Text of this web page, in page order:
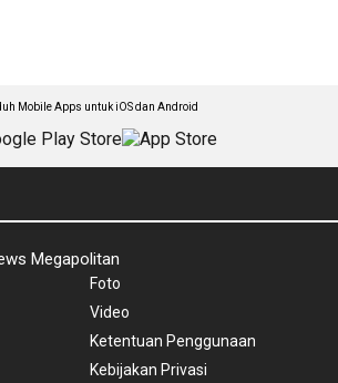
Mobile Apps untuk iOS dan Android
Megapolitan
Foto
Video
Ketentuan Penggunaan
Kebijakan Privasi